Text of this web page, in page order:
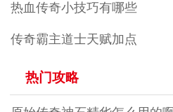
热血传奇小技巧有哪些
传奇霸主道士天赋加点
热门攻略